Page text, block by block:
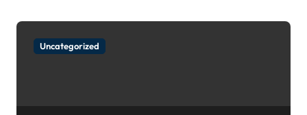
Uncategorized